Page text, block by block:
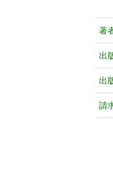
著
出
出
請